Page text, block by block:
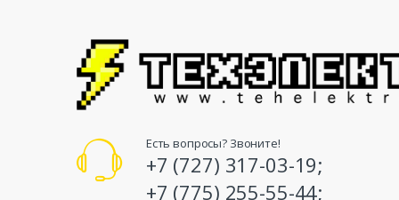
Есть вопросы? Звоните!
+7 (727) 317-03-19;
+7 (775) 255-55-44;